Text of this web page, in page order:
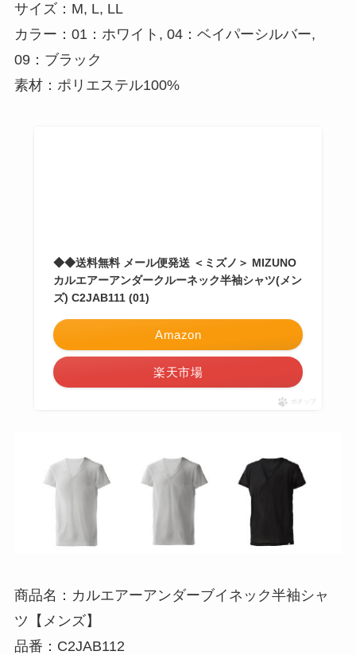
サイズ：M, L, LL
カラー：01：ホワイト, 04：ベイパーシルバー,
09：ブラック
素材：ポリエステル100%
◆◆送料無料 メール便発送 ＜ミズノ＞ MIZUNO
カルエアーアンダークルーネック半袖シャツ(メン
ズ) C2JAB111 (01)
Amazon
楽天市場
ポチップ
商品名：カルエアーアンダーブイネック半袖シャ
ツ【メンズ】
品番：C2JAB112